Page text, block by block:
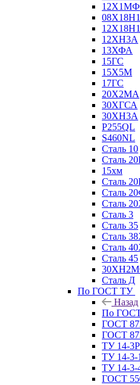
12Х1МФ
12ХН3А
13ХФА
15ГС
15Х5М
17ГС
20Х2МА
30ХГСА
30ХН3А
P255QL
S460NL
Сталь 10
Сталь
15хм
Сталь
Сталь
Сталь
Сталь 3
Сталь 35
Сталь
Сталь
Сталь 45
Сталь Д
По ГОСТ ТУ
Назад
По
ГОСТ
ГОСТ
ТУ 14-
ТУ 14-3-
ТУ 14-3-
ГОСТ